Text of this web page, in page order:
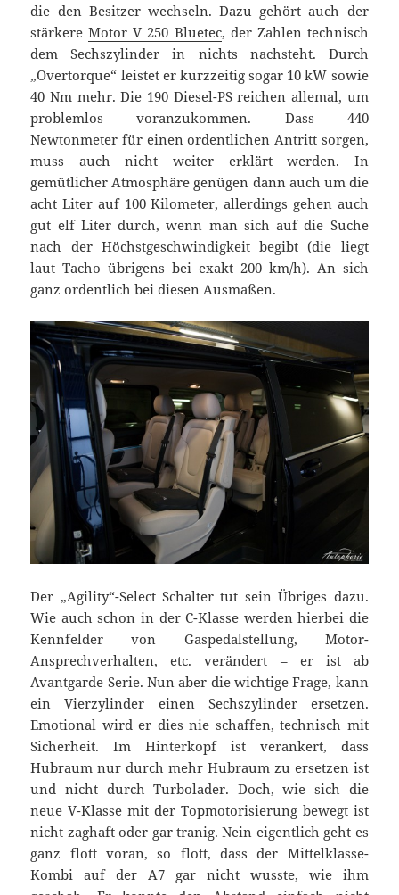
die den Besitzer wechseln. Dazu gehört auch der
stärkereMotor V 250 Bluetec, der Zahlen technisch
dem Sechszylinder in nichts nachsteht. Durch
„Overtorque“ leistet er kurzzeitig sogar 10 kW sowie
40 Nm mehr. Die 190 Diesel-PS reichen allemal, um
problemlos voranzukommen. Dass 440
Newtonmeter für einen ordentlichen Antritt sorgen,
muss auch nicht weiter erklärt werden. In
gemütlicher Atmosphäre genügen dann auch um die
acht Liter auf 100 Kilometer, allerdings gehen auch
gut elf Liter durch, wenn man sich auf die Suche
nach der Höchstgeschwindigkeit begibt (die liegt
laut Tacho übrigens bei exakt 200 km/h). An sich
ganz ordentlich bei diesen Ausmaßen.
Der „Agility“-Select Schalter tut sein Übriges dazu.
Wie auch schon in der C-Klasse werden hierbei die
Kennfelder von Gaspedalstellung, Motor-
Ansprechverhalten, etc. verändert – er ist ab
Avantgarde Serie. Nun aber die wichtige Frage, kann
ein Vierzylinder einen Sechszylinder ersetzen.
Emotional wird er dies nie schaffen, technisch mit
Sicherheit. Im Hinterkopf ist verankert, dass
Hubraum nur durch mehr Hubraum zu ersetzen ist
und nicht durch Turbolader. Doch, wie sich die
neue V-Klasse mit der Topmotorisierung bewegt ist
nicht zaghaft oder gar tranig. Nein eigentlich geht es
ganz flott voran, so flott, dass der Mittelklasse-
Kombi auf der A7 gar nicht wusste, wie ihm